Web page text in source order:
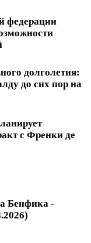
федерации
долголетия:
до сих пор на
с Френки де
Бенфика -